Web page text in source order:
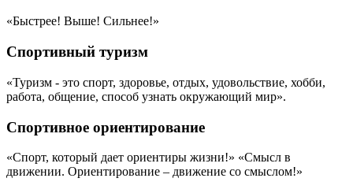
«Быстрее! Выше! Сильнее!»
Спортивный туризм
«Туризм - это спорт, здоровье, отдых, удовольствие, хобби,
работа, общение, способ узнать окружающий мир».
Спортивное ориентирование
«Спорт, который дает ориентиры жизни!» «Смысл в
движении. Ориентирование – движение со смыслом!»